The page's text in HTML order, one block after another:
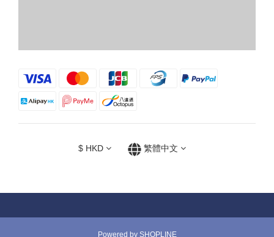
$ HKD 繁體中文
Powered by SHOPLINE